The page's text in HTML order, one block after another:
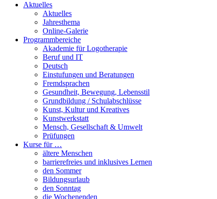
Aktuelles
Aktuelles
Jahresthema
Online-Galerie
Programmbereiche
Akademie für Logotherapie
Beruf und IT
Deutsch
Einstufungen und Beratungen
Fremdsprachen
Gesundheit, Bewegung, Lebensstil
Grundbildung / Schulabschlüsse
Kunst, Kultur und Kreatives
Kunstwerkstatt
Mensch, Gesellschaft & Umwelt
Prüfungen
Kurse für …
ältere Menschen
barrierefreies und inklusives Lernen
den Sommer
Bildungsurlaub
den Sonntag
die Wochenenden